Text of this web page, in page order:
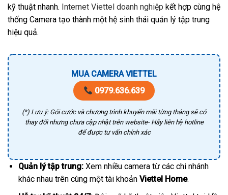
kỹ thuật nhanh. Internet Viettel doanh nghiệp kết hợp cùng hệ
thống Camera tạo thành một hệ sinh thái quản lý tập trung
hiệu quả.
MUA CAMERA VIETTEL
0979.636.639
(*) Lưu ý: Gói cước và chương trình khuyến mãi từng tháng sẽ có
thay đổi nhưng chưa cập nhật trên website- Hãy liên hệ hotline
để được tư vấn chính xác
Quản lý tập trung:Xem nhiều camera từ các chi nhánh
khác nhau trên cùng một tài khoản Viettel Home.